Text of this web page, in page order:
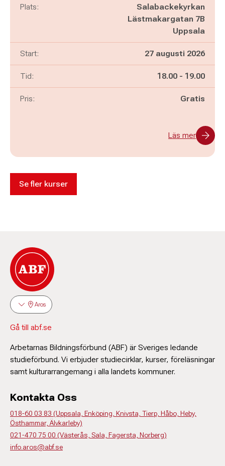
Plats:
Salabackekyrkan
Lästmakargatan 7B
Uppsala
Start: 27 augusti 2026
Tid: Pågår mellan
18.00 - och
19.00
Pris: Gratis
Läs mer
Se fler kurser
Aros
Gå till abf.se
Arbetarnas Bildningsförbund (ABF) är Sveriges ledande
studieförbund. Vi erbjuder studiecirklar, kurser, föreläsningar
samt kulturarrangemang i alla landets kommuner.
Kontakta Oss
018-60 03 83 (Uppsala, Enköping, Knivsta, Tierp, Håbo, Heby,
Östhammar, Älvkarleby)
021-470 75 00 (Västerås, Sala, Fagersta, Norberg)
info.aros@abf.se